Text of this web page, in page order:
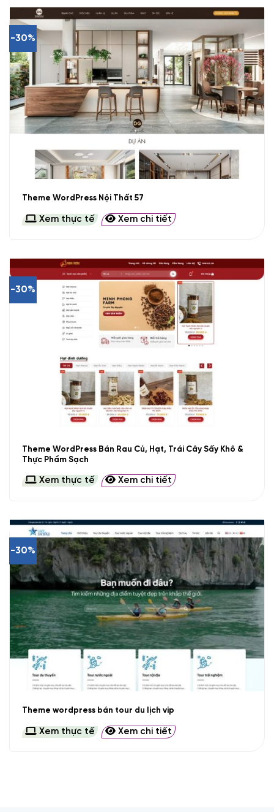
-30%
Theme WordPress Nội Thất 57
Xem thực tế Xem chi tiết
-30%
Theme WordPress Bán Rau Củ, Hạt, Trái Cây Sấy Khô &
Thực Phẩm Sạch
Xem thực tế Xem chi tiết
-30%
Theme wordpress bán tour du lịch vip
Xem thực tế Xem chi tiết